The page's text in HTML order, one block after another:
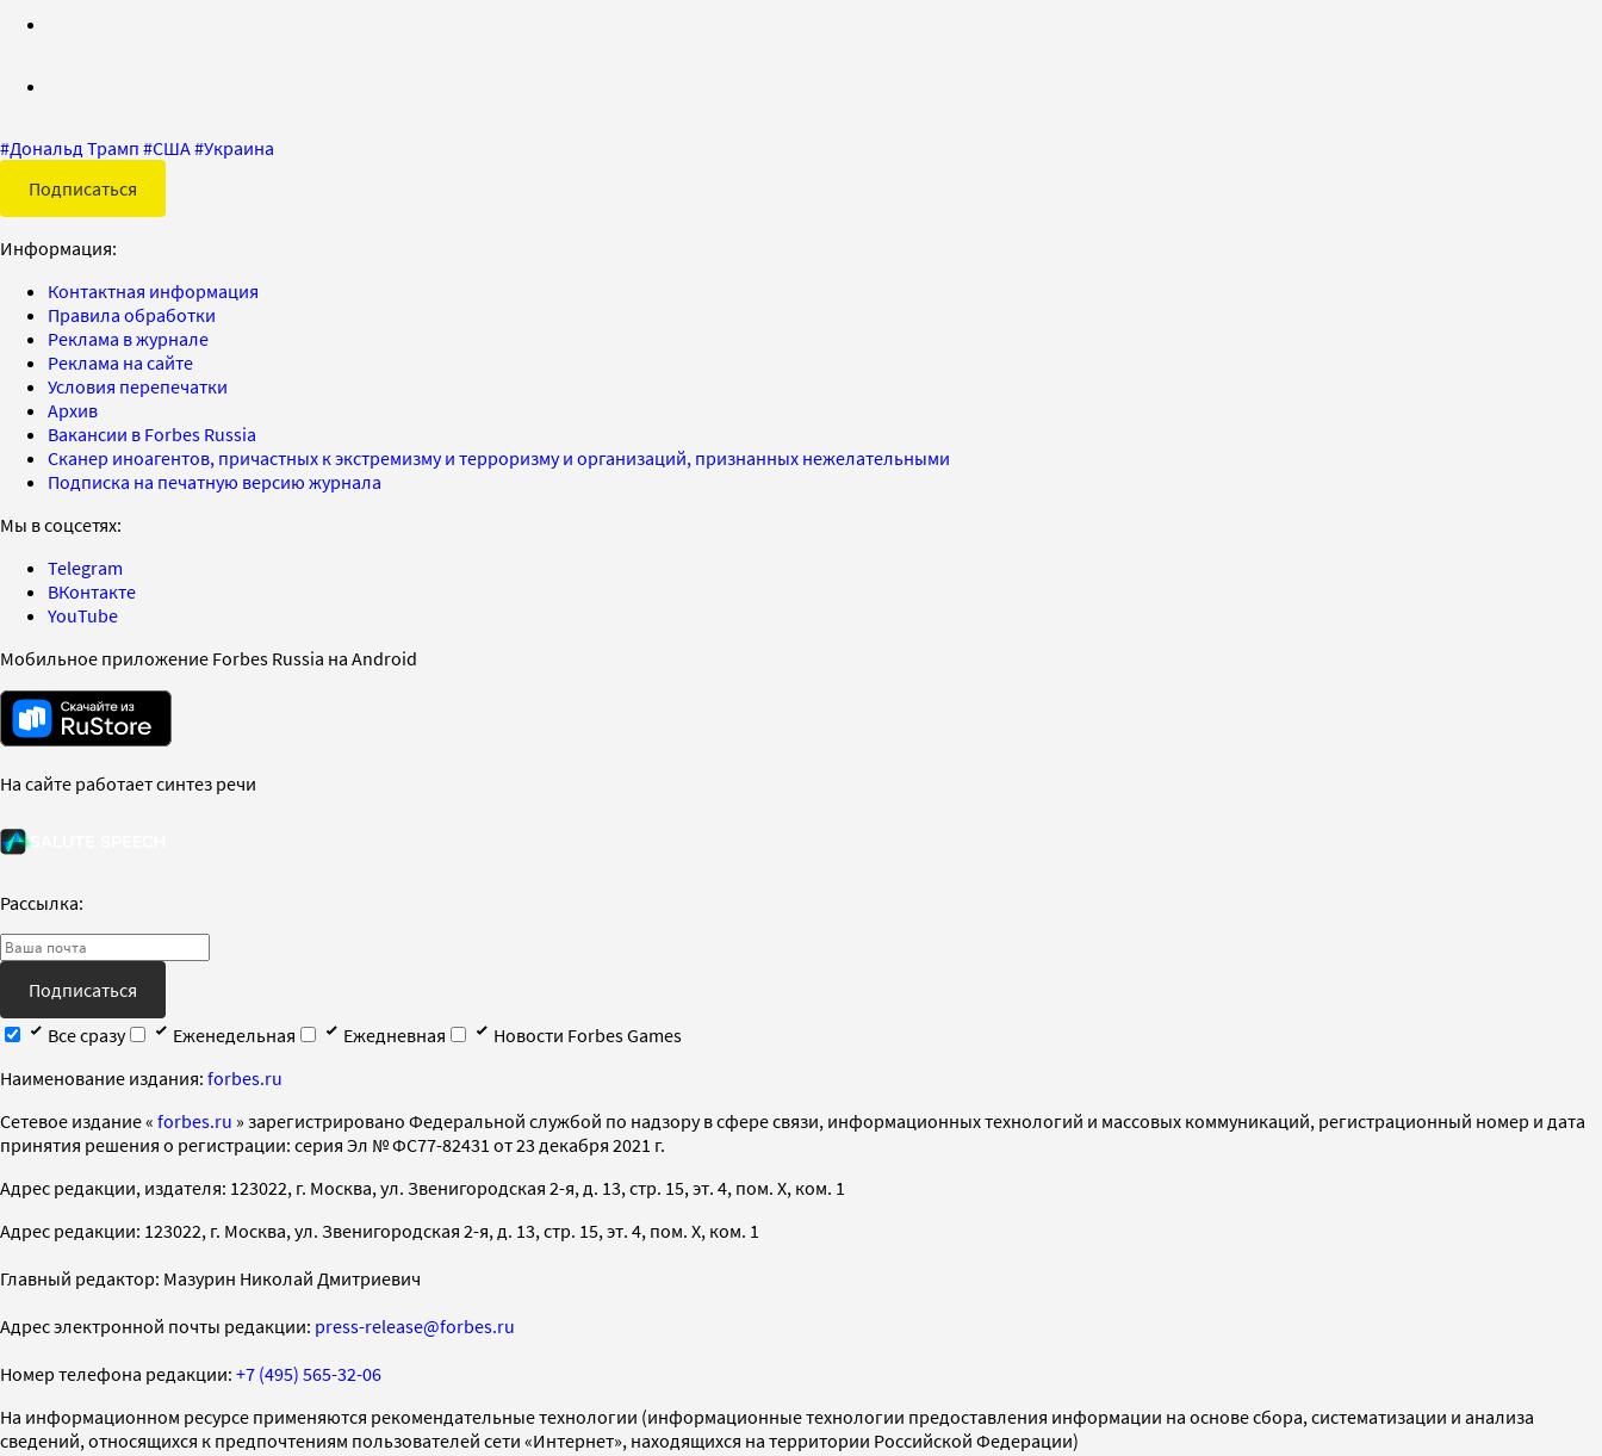
#Дональд Трамп #США#Украина
Подписаться
Информация:
Контактная информация
Правила обработки
Реклама в журнале
Реклама на сайте
Условия перепечатки
Архив
Вакансии в Forbes Russia
Сканер иноагентов, причастных к экстремизму и терроризму и организаций, признанных нежелательными
Подписка на печатную версию журнала
Мы в соцсетях:
Telegram
ВКонтакте
YouTube
Мобильное приложение Forbes Russia на Android
На сайте работает синтез речи
Рассылка:
Подписаться
Все сразу
Еженедельная Ежедневная
Новости Forbes Games
Наименование издания: forbes.ru
Cетевое издание « forbes.ru » зарегистрировано Федеральной службой по надзору в сфере связи, информационных технологий и массовых коммуникаций, регистрационный номер и дата
принятия решения о регистрации: серия Эл № ФС77-82431 от 23 декабря 2021 г.
Адрес редакции, издателя: 123022, г. Москва, ул. Звенигородская 2-я, д. 13, стр. 15, эт. 4, пом. X, ком. 1
Адрес редакции: 123022, г. Москва, ул. Звенигородская 2-я, д. 13, стр. 15, эт. 4, пом. X, ком. 1
Главный редактор: Мазурин Николай Дмитриевич
Адрес электронной почты редакции: press-release@forbes.ru
Номер телефона редакции: +7 (495) 565-32-06
На информационном ресурсе применяются рекомендательные технологии (информационные технологии предоставления информации на основе сбора, систематизации и анализа
сведений, относящихся к предпочтениям пользователей сети «Интернет», находящихся на территории Российской Федерации)